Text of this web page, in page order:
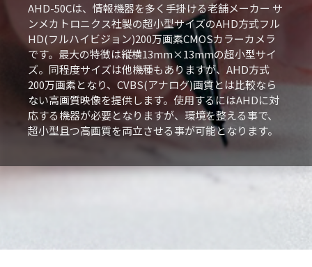
AHD-50Cは、情報機器を多く手掛ける老舗メーカー サ
ンメカトロニクス社製の超小型サイズのAHD方式フル
HD(フルハイビジョン)200万画素CMOSカラーカメラ
です。最大の特徴は縦横13mm×13mmの超小型サイ
ズ。同程度サイズは他機種もありますが、AHD方式
200万画素となり、CVBS(アナログ)画質とは比較なら
ない高画質映像を提供します。使用するにはAHDに対
応する機器が必要となりますが、環境を整える事で、
超小型且つ高画質を両立させる事が可能となります。